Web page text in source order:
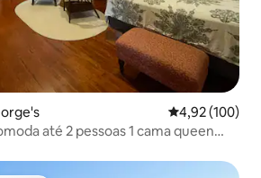
4,92 de uma
4,92 (100)